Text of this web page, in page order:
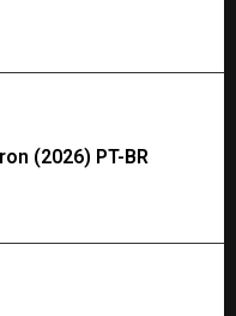
(2026) PT-BR